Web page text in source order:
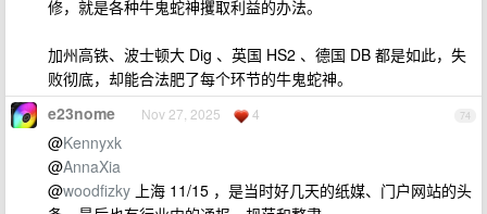
修，就是各种牛鬼蛇神攫取利益的办法。
加州高铁、波士顿大 Dig 、英国 HS2 、德国 DB 都是如此，失
败彻底，却能合法肥了每个环节的牛鬼蛇神。
74
e23nome Nov 27, 2025 4
@Kennyxk
@AnnaXia
@woodfizky 上海 11/15 ，是当时好几天的纸媒、门户网站的头